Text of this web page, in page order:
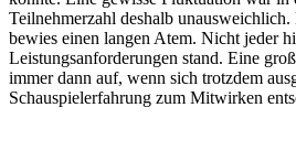
Teilnehmerzahl deshalb
bewies einen langen Atem. Nicht jeder
Leistungsanforderungen stand. Eine
immer dann auf, wenn sich trotzdem
Schauspielerfahrung zum Mitwirken